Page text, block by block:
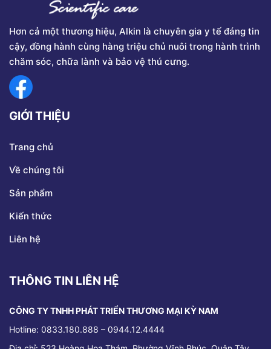
Hơn cả một thương hiệu, Alkin là chuyên gia y tế đáng tin
cậy, đồng hành cùng hàng triệu chủ nuôi trong hành trình
chăm sóc, chữa lành và bảo vệ thú cưng.
GIỚI THIỆU
Trang chủ
Về chúng tôi
Sản phẩm
Kiến thức
Liên hệ
THÔNG TIN LIÊN HỆ
CÔNG TY TNHH PHÁT TRIỂN THƯƠNG MẠI KỲ NAM
Hotline: 0833.180.888 – 0944.12.4444